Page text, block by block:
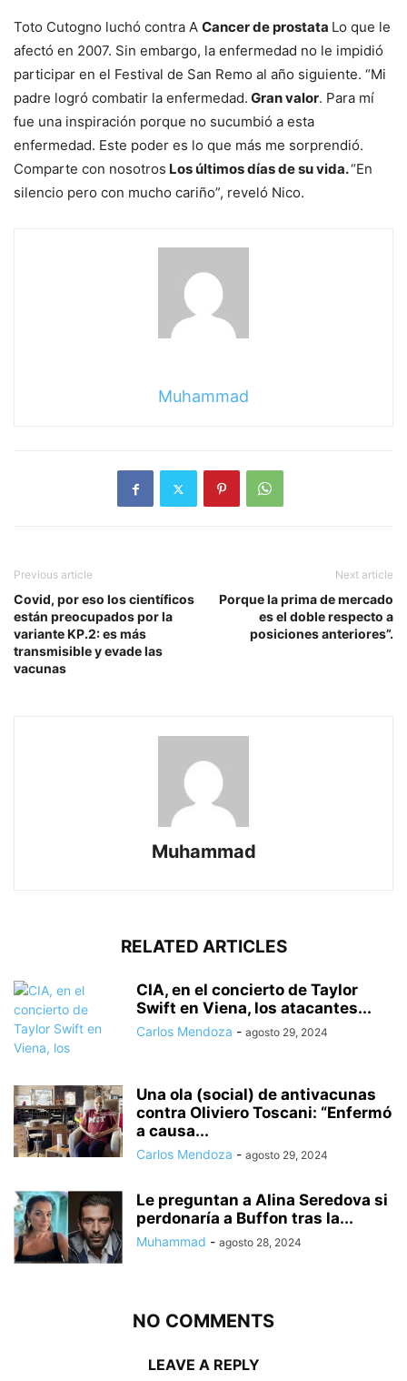
Toto Cutogno luchó contra A Cancer de prostata Lo que le
afectó en 2007. Sin embargo, la enfermedad no le impidió
participar en el Festival de San Remo al año siguiente. “Mi
padre logró combatir la enfermedad. Gran valor. Para mí
fue una inspiración porque no sucumbió a esta
enfermedad. Este poder es lo que más me sorprendió.
Comparte con nosotros Los últimos días de su vida.“En
silencio pero con mucho cariño”, reveló Nico.
Muhammad
Previous article
Covid, por eso los científicos
están preocupados por la
variante KP.2: es más
transmisible y evade las
vacunas
Next article
Porque la prima de mercado
es el doble respecto a
posiciones anteriores”.
Muhammad
RELATED ARTICLES
CIA, en el concierto de Taylor
Swift en Viena, los atacantes...
Carlos Mendoza - agosto 29, 2024
Una ola (social) de antivacunas
contra Oliviero Toscani: “Enfermó
a causa...
Carlos Mendoza - agosto 29, 2024
Le preguntan a Alina Seredova si
perdonaría a Buffon tras la...
Muhammad - agosto 28, 2024
NO COMMENTS
LEAVE A REPLY